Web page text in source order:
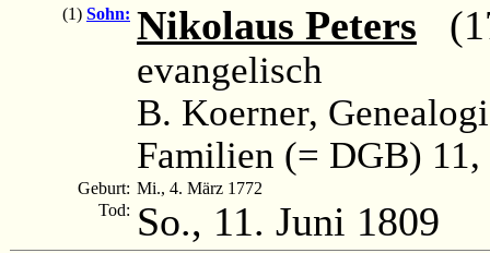
(1) Sohn: Nikolaus Peters
evangelisch
B. Koerner,
Familien (= DGB)
Geburt: Mi., 4. März 1772
Tod: So., 11. Juni 1809